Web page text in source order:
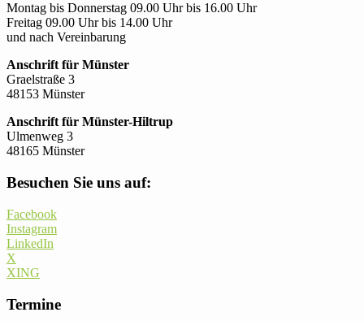
Montag bis Donnerstag 09.00 Uhr bis 16.00 Uhr
Freitag 09.00 Uhr bis 14.00 Uhr
und nach Vereinbarung
Anschrift für Münster
Graelstraße 3
48153 Münster
Anschrift für Münster-Hiltrup
Ulmenweg 3
48165 Münster
Besuchen Sie uns auf:
Facebook
Instagram
LinkedIn
X
XING
Termine